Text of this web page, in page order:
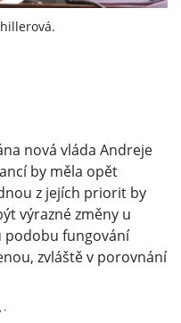
nová vláda Andreje
by měla opět
z jejích priorit by
výrazné změny u
podobu fungování
zvláště v porovnání